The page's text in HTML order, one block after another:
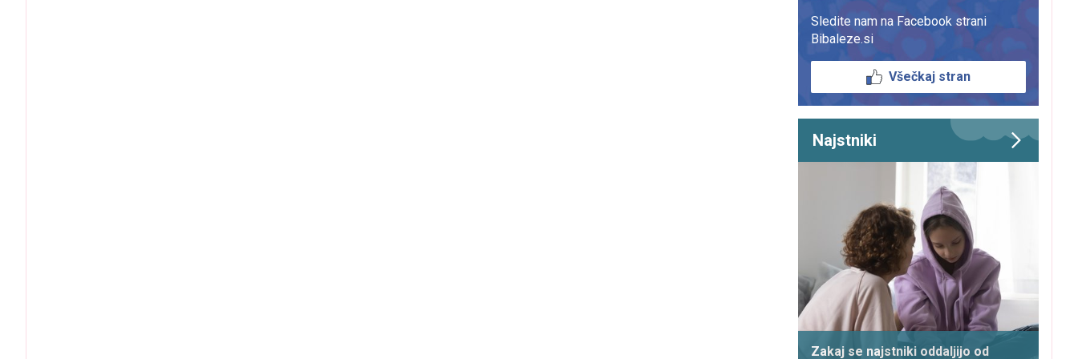
Sledite nam na Facebook strani
Bibaleze.si
Všečkaj stran
Najstniki
Zakaj se najstniki oddaljijo od